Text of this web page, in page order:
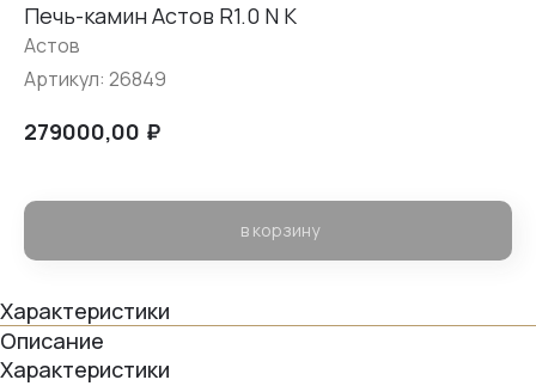
Печь-камин Астов R1.0 N К
Астов
Артикул: 26849
279000,00 ₽
в корзину
Характеристики
Описание
Характеристики